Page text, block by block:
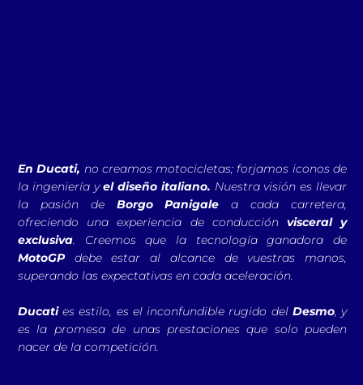
En Ducati, no creamos motocicletas; forjamos iconos de
la ingeniería yel diseño italiano. Nuestra visión es llevar
la pasión de Borgo Panigale a cada carretera,
ofreciendo una experiencia de conducción visceral y
exclusiva . Creemos que la tecnología ganadora de
MotoGPdebe estar al alcance de vuestras manos,
superando las expectativas en cada aceleración.
Ducaties estilo, es el inconfundible rugido del Desmo, y
es la promesa de unas prestaciones que solo pueden
nacer de la competición.